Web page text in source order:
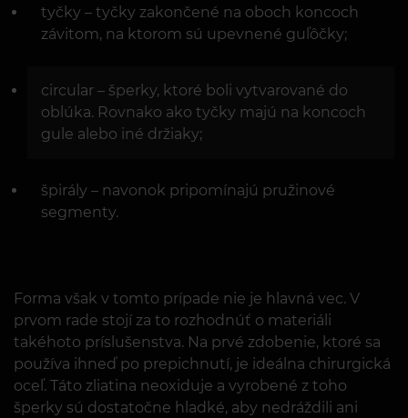
tyčky – tyčky zakončené na oboch koncoch
závitom, na ktorom sú upevnené guľôčky;
circular – šperky, ktoré boli vytvarované do
oblúka. Rovnako ako tyčky majú na koncoch
gule alebo iné držiaky;
špirály – navonok pripomínajú pružinové
segmenty.
Forma však v tomto prípade nie je hlavná vec. V
prvom rade stojí za to rozhodnúť o materiáli
takéhoto príslušenstva. Na prvé zdobenie, ktoré sa
používa ihneď po prepichnutí, je ideálna chirurgická
oceľ. Táto zliatina neoxiduje a vyrobené z toho
šperky sú dostatočne hladké, aby nedráždili ani